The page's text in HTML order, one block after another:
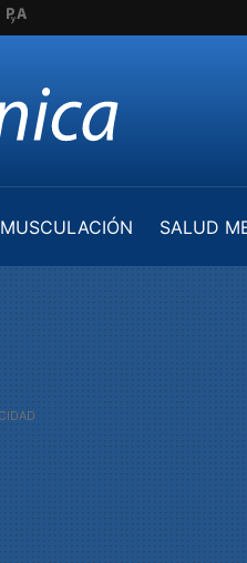
MUSCULACIÓN
SALUD